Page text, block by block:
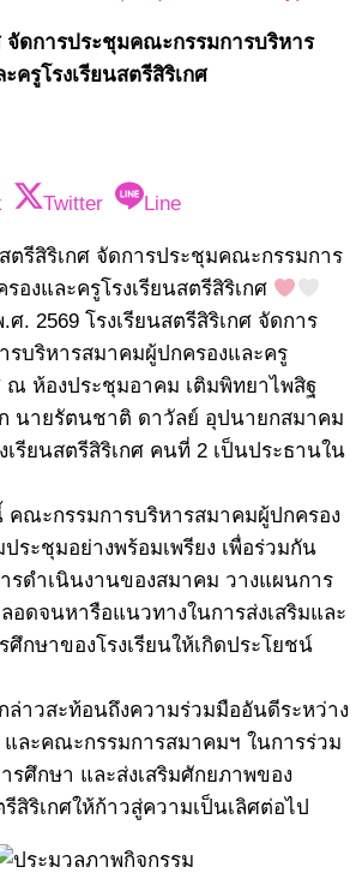
จัดการประชุมคณะกรรมการบริหาร
ครูโรงเรียนสตรีสิริเกศ
Twitter Line
สตรีสิริเกศ จัดการประชุมคณะกรรมการ
องและครูโรงเรียนสตรีสิริเกศ
. 2569 โรงเรียนสตรีสิริเกศ จัดการ
บริหารสมาคมผู้ปกครองและครู
ณ ห้องประชุมอาคม เติมพิทยาไพสิฐ
ก นายรัตนชาติ ดาวัลย์ อุปนายกสมาคม
เรียนสตรีสิริเกศ คนที่ 2 เป็นประธานใน
คณะกรรมการบริหารสมาคมผู้ปกครอง
ระชุมอย่างพร้อมเพรียง เพื่อร่วมกัน
ดำเนินงานของสมาคม วางแผนการ
อดจนหารือแนวทางในการส่งเสริมและ
กษาของโรงเรียนให้เกิดประโยชน์
ล่าวสะท้อนถึงความร่วมมืออันดีระหว่าง
และคณะกรรมการสมาคมฯ ในการร่วม
ศึกษา และส่งเสริมศักยภาพของ
รีสิริเกศให้ก้าวสู่ความเป็นเลิศต่อไป